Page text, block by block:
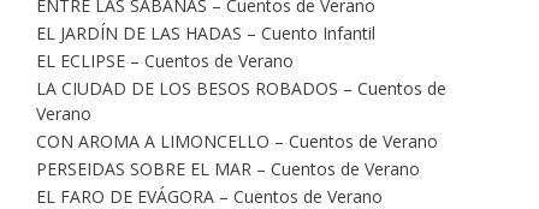
ENTRE LAS SÁBANAS – Cuentos de Verano
EL JARDÍN DE LAS HADAS – Cuento Infantil
EL ECLIPSE – Cuentos de Verano
LA CIUDAD DE LOS BESOS ROBADOS – Cuentos de
Verano
CON AROMA A LIMONCELLO – Cuentos de Verano
PERSEIDAS SOBRE EL MAR – Cuentos de Verano
EL FARO DE EVÁGORA – Cuentos de Verano